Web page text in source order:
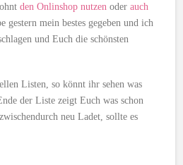
den Onlinshop nutzen oderauch
gestern mein bestes gegeben und ich
und Euch die schönsten
Listen, so könnt ihr sehen was
der Liste zeigt Euch was schon
neu Ladet, sollte es